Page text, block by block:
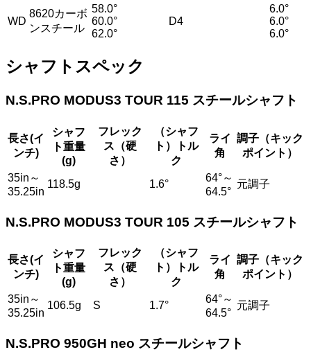
WD
8620カーボ
ンスチール
58.0°
60.0°
62.0°
D4
6.0°
6.0°
6.0°
シャフトスペック
N.S.PRO MODUS3 TOUR 115 スチールシャフト
長さ(イ
ンチ)
シャフ
ト重量
(g)
フレック
ス（硬
さ）
（シャフ
ト）トル
ク
ライ
角
調子（キック
ポイント）
35in～
35.25in
118.5g 1.6°
64°～
64.5°
元調子
N.S.PRO MODUS3 TOUR 105 スチールシャフト
長さ(イ
ンチ)
シャフ
ト重量
(g)
フレック
ス（硬
さ）
（シャフ
ト）トル
ク
ライ
角
調子（キック
ポイント）
35in～
35.25in
106.5g S 1.7°
64°～
64.5°
元調子
N.S.PRO 950GH neo スチールシャフト